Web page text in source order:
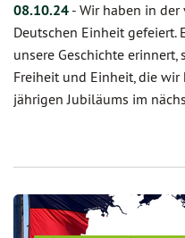
08.10.24 - Wir haben in der
Deutschen Einheit gefeiert.
unsere Geschichte
Freiheit und Einheit, die
jährigen Jubiläums im